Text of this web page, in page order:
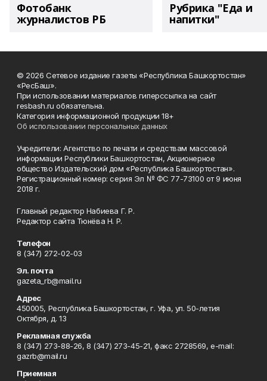
Фотобанк
журналистов РБ
Рубрика "Еда и
напитки"
© 2026 Сетевое издание газеты «Республика Башкортостан»
«РесБаш».
При использовании материалов гиперссылка на сайт
resbash.ru обязательна.
Категория информационной продукции 18+
Об использовании персональных данных
Учредители: Агентство по печати и средствам массовой
информации Республики Башкортостан, Акционерное
общество Издательский дом «Республика Башкортостан».
Регистрационный номер: серия Эл № ФС 77-73100 от 9 июня
2018 г.
Главный редактор Набиева Г. Р.
Редактор сайта Тюнёва Н. Р.
Телефон
8 (347) 272-02-03
Эл. почта
gazeta_rb@mail.ru
Адрес
450005, Республика Башкортостан, г. Уфа, ул. 50-летия
Октября, д. 13
Рекламная служба
8 (347) 273-88-26, 8 (347) 273-45-21, факс 2728569, e-mail:
gazrb@mail.ru
Приемная